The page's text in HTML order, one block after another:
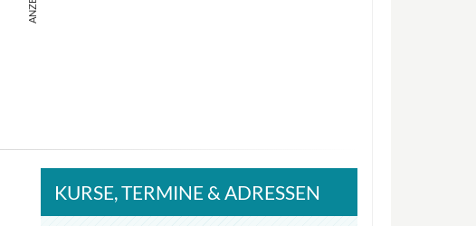
KURSE, TERMINE & ADRESSEN